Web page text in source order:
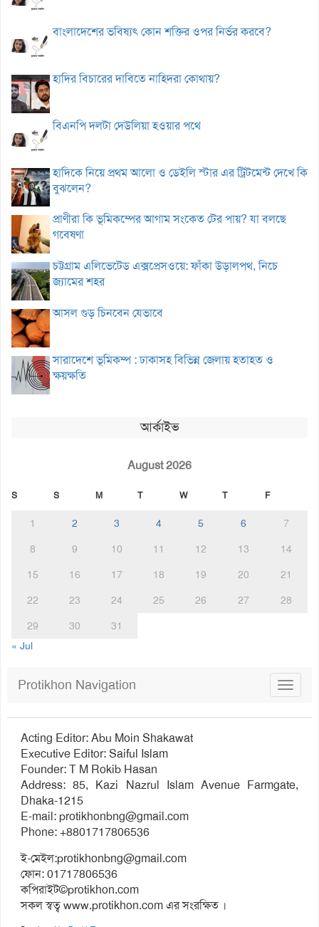
বাংলাদেশের ভবিষ্যৎ কোন শক্তির ওপর নির্ভর করবে?
হাদির বিচারের দাবিতে নাহিদরা কোথায়?
বিএনপি দলটা দেউলিয়া হওয়ার পথে
হাদিকে নিয়ে প্রথম আলো ও ডেইলি স্টার এর ট্রিটমেন্ট দেখে কি
বুঝলেন?
প্রাণীরা কি ভূমিকম্পের আগাম সংকেত টের পায়? যা বলছে
গবেষণা
চট্টগ্রাম এলিভেটেড এক্সপ্রেসওয়ে: ফাঁকা উড়ালপথ, নিচে
জ্যামের শহর
আসল গুড় চিনবেন যেভাবে
সারাদেশে ভূমিকম্প : ঢাকাসহ বিভিন্ন জেলায় হতাহত ও
ক্ষয়ক্ষতি
আর্কাইভ
August 2026
S S M T W T F
1 2 3 4 5 6
7
8
9 10 11 12 13
14
15
16 17 18 19 20
21
22
23 24 25 26 27
28
29
30
31
« Jul
Toggle
Protikhon Navigation
Acting Editor: Abu Moin Shakawat
Executive Editor: Saiful Islam
Founder: T M Rokib Hasan
Address: 85, Kazi Nazrul Islam Avenue Farmgate,
Dhaka-1215
E-mail:protikhonbng@gmail.com
Phone: +8801717806536
ই-মেইল:protikhonbng@gmail.com
ফোন: 01717806536
কপিরাইট©protikhon.com
সকল স্বত্ব www.protikhon.com এর সংরক্ষিত ।